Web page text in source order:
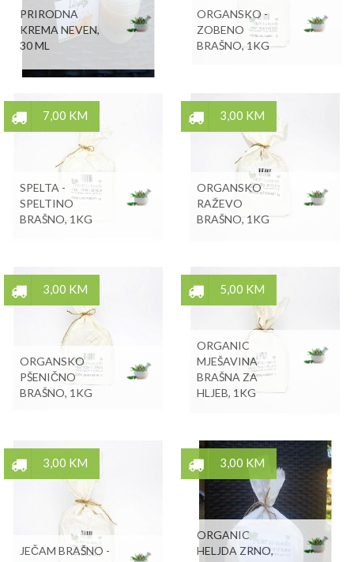
PRIRODNA
KREMA NEVEN,
30 ML
ORGANSKO -
ZOBENO
BRAŠNO, 1KG
7,00 KM
SPELTA -
SPELTINO
BRAŠNO, 1KG
3,00 KM
ORGANSKO
RAŽEVO
BRAŠNO, 1KG
3,00 KM
ORGANSKO
PŠENIČNO
BRAŠNO, 1KG
5,00 KM
ORGANIC
MJEŠAVINA
BRAŠNA ZA
HLJEB, 1KG
3,00 KM
JEČAM BRAŠNO -
3,00 KM
ORGANIC
HELJDA ZRNO,